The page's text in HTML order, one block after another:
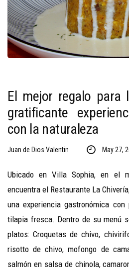
El mejor regalo para
gratificante
con la naturaleza
Juan de Dios Valentin May 27,
Ubicado en Villa Sophia, en el
encuentra el Restaurante La
una experiencia gastronómica
tilapia fresca. Dentro de su menú
platos: Croquetas de chivo,
risotto de chivo, mofongo de
salmón en salsa de chinola,